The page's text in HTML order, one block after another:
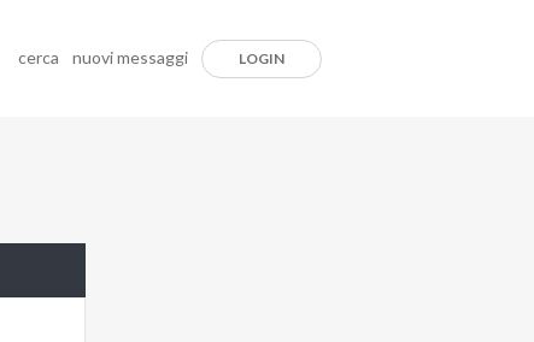
cerca nuovi messaggi LOGIN